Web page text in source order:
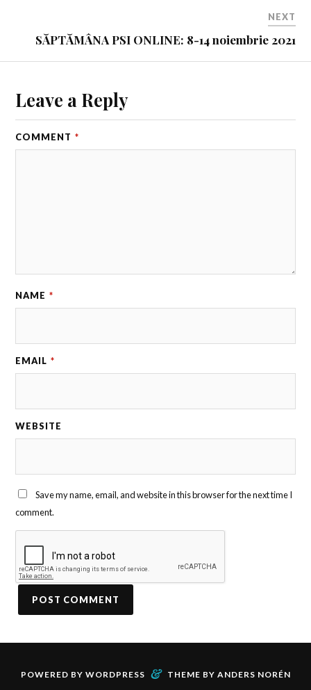
NEXT
SĂPTĂMÂNA PSI ONLINE: 8-14 noiembrie 2021
Leave a Reply
COMMENT *
NAME *
EMAIL *
WEBSITE
Save my name, email, and website in this browser for the next time I
comment.
POWERED BY WORDPRESS & THEME BY ANDERS NORÉN